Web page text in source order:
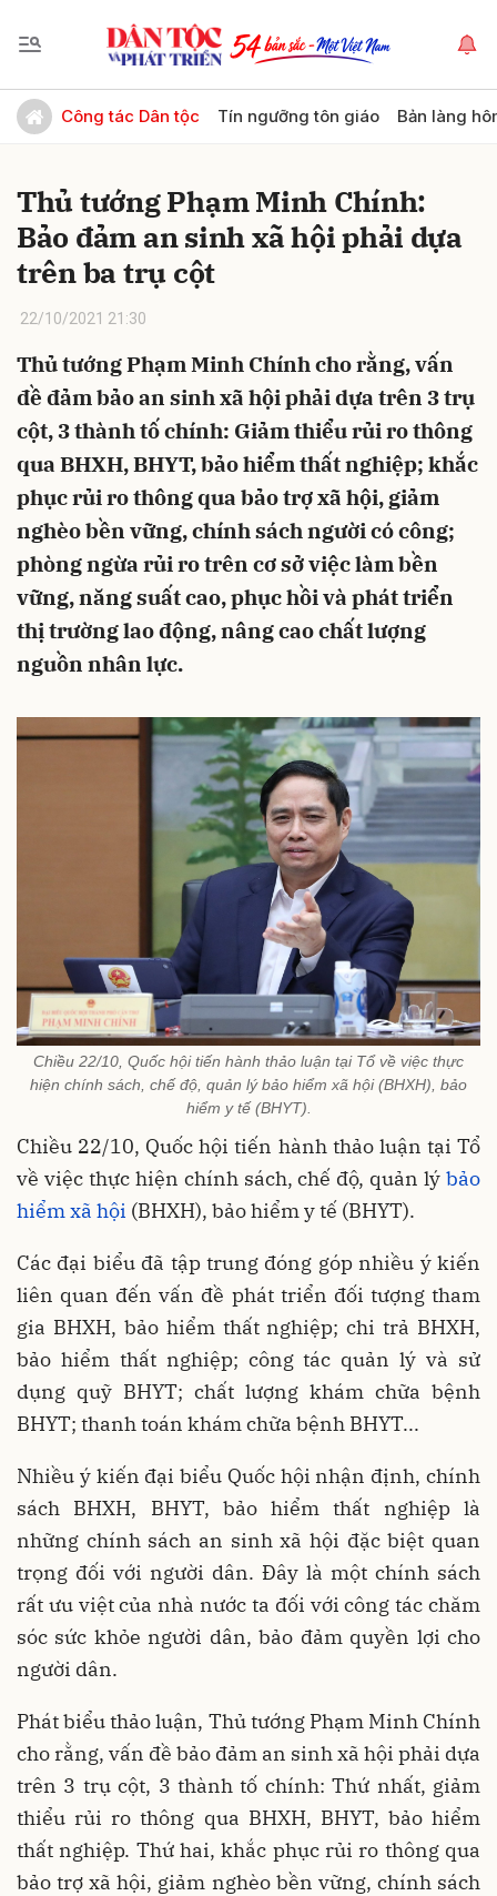
Công tác Dân tộc Tín ngưỡng tôn giáo Bản làng
Thủ tướng Phạm Minh Chính:
Bảo đảm an sinh xã hội phải dựa
trên ba trụ cột
22/10/2021 21:30
Thủ tướng Phạm Minh Chính cho rằng, vấn
đề đảm bảo an sinh xã hội phải dựa trên 3 trụ
cột, 3 thành tố chính: Giảm thiểu rủi ro thông
qua BHXH, BHYT, bảo hiểm thất nghiệp; khắc
phục rủi ro thông qua bảo trợ xã hội, giảm
nghèo bền vững, chính sách người có công;
phòng ngừa rủi ro trên cơ sở việc làm bền
vững, năng suất cao, phục hồi và phát triển
thị trường lao động, nâng cao chất lượng
nguồn nhân lực.
Chiều 22/10, Quốc hội tiến hành thảo luận tại Tổ về việc thực
hiện chính sách, chế độ, quản lý bảo hiểm xã hội (BHXH), bảo
hiểm y tế (BHYT).
Chiều 22/10, Quốc hội tiến hành thảo luận tại Tổ
về việc thực hiện chính sách, chế độ, quản lý bảo
hiểm xã hội (BHXH), bảo hiểm y tế (BHYT).
Các đại biểu đã tập trung đóng góp nhiều ý kiến
liên quan đến vấn đề phát triển đối tượng tham
gia BHXH, bảo hiểm thất nghiệp; chi trả BHXH,
bảo hiểm thất nghiệp; công tác quản lý và sử
dụng quỹ BHYT; chất lượng khám chữa bệnh
BHYT; thanh toán khám chữa bệnh BHYT...
Nhiều ý kiến đại biểu Quốc hội nhận định, chính
sách BHXH, BHYT, bảo hiểm thất nghiệp là
những chính sách an sinh xã hội đặc biệt quan
trọng đối với người dân. Đây là một chính sách
rất ưu việt của nhà nước ta đối với công tác chăm
sóc sức khỏe người dân, bảo đảm quyền lợi cho
người dân.
Phát biểu thảo luận, Thủ tướng Phạm Minh Chính
cho rằng, vấn đề bảo đảm an sinh xã hội phải dựa
trên 3 trụ cột, 3 thành tố chính: Thứ nhất, giảm
thiểu rủi ro thông qua BHXH, BHYT, bảo hiểm
thất nghiệp. Thứ hai, khắc phục rủi ro thông qua
bảo trợ xã hội, giảm nghèo bền vững, chính sách
Gửi bình luận